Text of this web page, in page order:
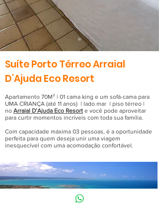
Suíte Porto Térreo Arraial
D'Ajuda Eco Resort
Apartamento 70M² | 01 cama king e um sofá-cama para
UMA CRIANÇA (até 11 anos) | lado mar | piso térreo |
no Arraial D’Ajuda Eco Resort e você pode aproveitar
para curtir momentos incríveis com toda sua família.
Com capacidade máxima 03 pessoas, é a oportunidade
perfeita para quem deseja unir uma viagem
inesquecível com uma acomodação confortável.